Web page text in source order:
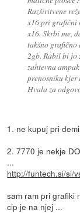
Razširitvene
x16 pri grafični
x16. Skrbi me,
takšno
2gb. Rabil bi jo
zahtevna
prenosniku kjer
Hvala za
1. ne kupuj pri
2. 7770 je nekje
...
http://funtech.si/si/
sam ram pri grafiki
cip je na njej ...